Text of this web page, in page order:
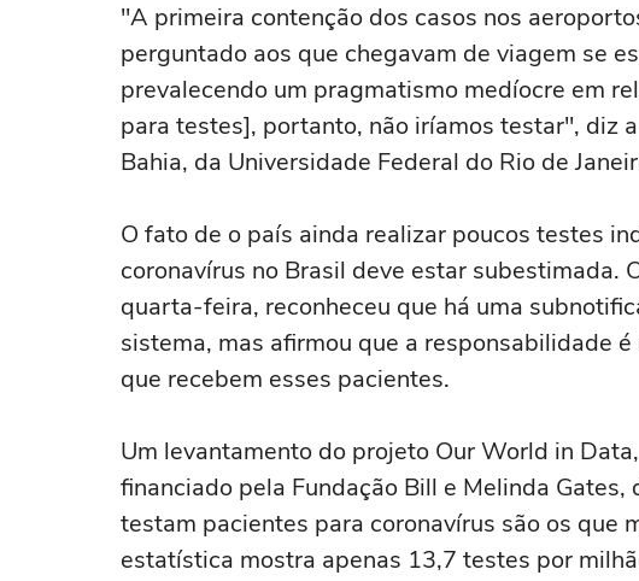
"A primeira contenção dos casos nos
perguntado aos que chegavam de viagem se
prevalecendo um pragmatismo medíocre em
para testes], portanto, não iríamos testar", diz
Bahia, da Universidade Federal do Rio de
O fato de o país ainda realizar poucos testes
coronavírus no Brasil deve estar subestimada.
quarta-feira, reconheceu que há uma
sistema, mas afirmou que a responsabilidade
que recebem esses pacientes.
Um levantamento do projeto Our World in
financiado pela Fundação Bill e Melinda
testam pacientes para coronavírus são os que
estatística mostra apenas 13,7 testes por